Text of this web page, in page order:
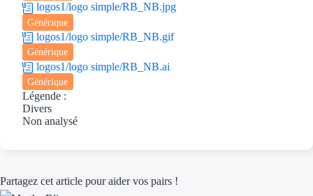
logos1/logo simple/RB_NB.jpg
Générique
logos1/logo simple/RB_NB.gif
Générique
logos1/logo simple/RB_NB.ai
Générique
Légende :
Divers
Non analysé
Partagez cet article pour aider vos pairs !